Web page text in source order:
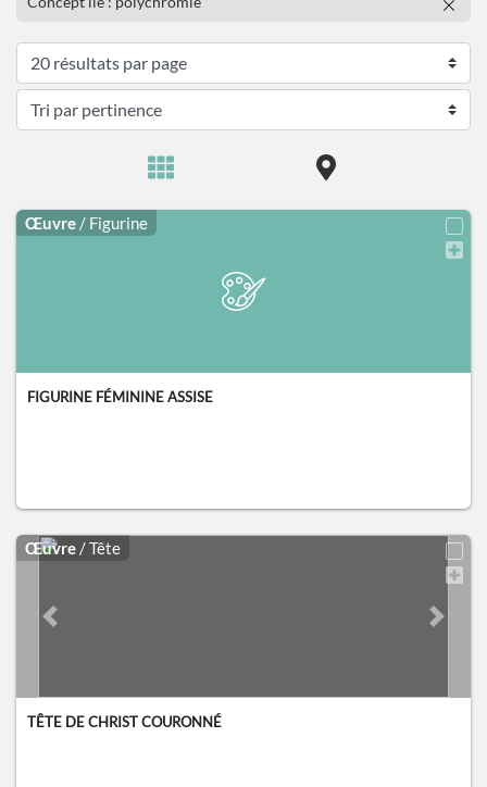
Œuvre / Figurine
FIGURINE FÉMININE ASSISE
Œuvre / Tête
Previous slide Next
TÊTE DE CHRIST COURONNÉ